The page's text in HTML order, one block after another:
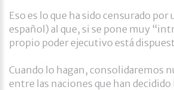
Eso es lo que ha sido censurado
español) al que, si se pone muy
propio poder ejecutivo está
Cuando lo hagan, consolidaremos
entre las naciones que han decidido